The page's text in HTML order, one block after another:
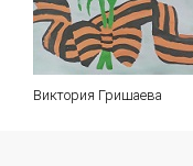
Виктория Гришаева